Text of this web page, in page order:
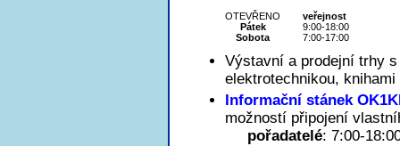
OTEVŘENO
veřejnost
Pátek
9:00-18:00
Sobota
7:00-17:00
Výstavní a prodejní trhy
elektrotechnikou,
Informační stánek
možností připojení
pořadatelé: 7:00-